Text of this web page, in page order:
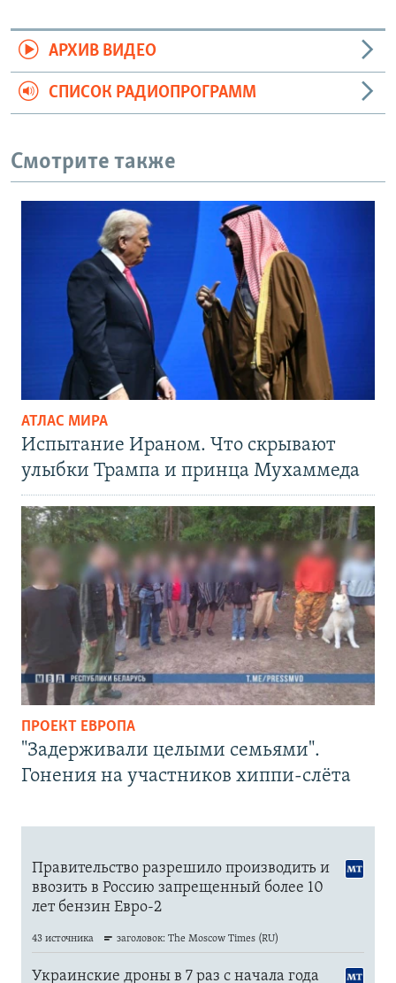
АРХИВ ВИДЕО
СПИСОК РАДИОПРОГРАММ
Смотрите также
АТЛАС МИРА
Испытание Ираном. Что скрывают
улыбки Трампа и принца Мухаммеда
ПРОЕКТ ЕВРОПА
"Задерживали целыми семьями".
Гонения на участников хиппи-слёта